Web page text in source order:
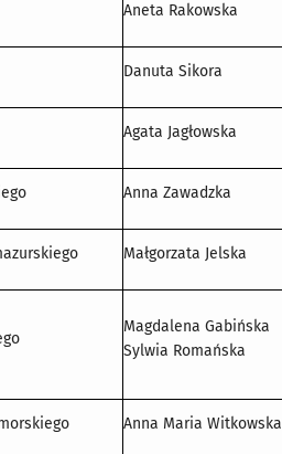
Aneta Rakowska
Danuta Sikora
Agata Jagłowska
Anna Zawadzka
Małgorzata Jelska
Magdalena Gabińska
Sylwia Romańska
Anna Maria Witkowska